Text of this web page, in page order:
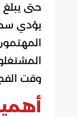
حتى
يؤدي
وقت